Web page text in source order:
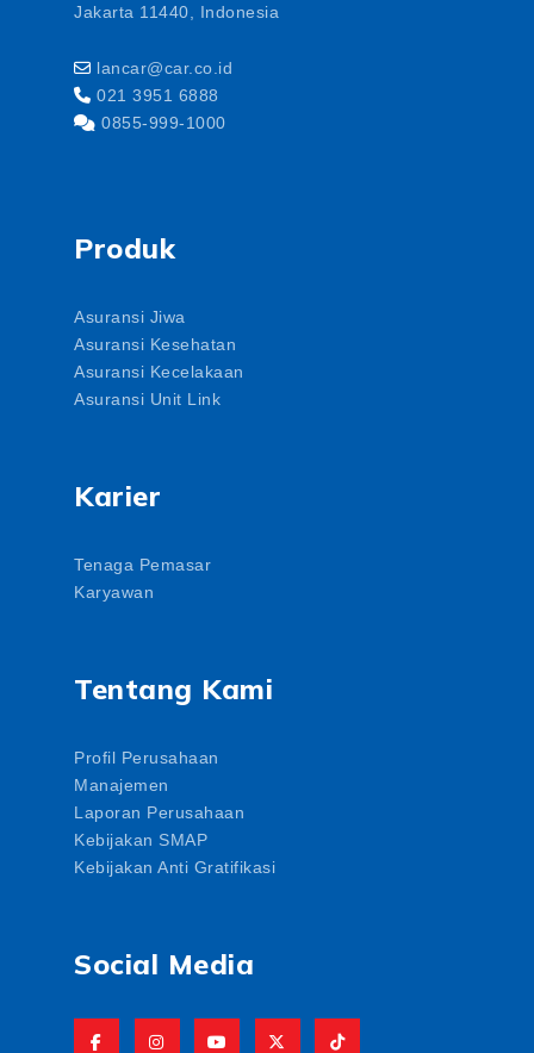
Jakarta 11440, Indonesia
lancar@car.co.id
021 3951 6888
0855-999-1000
Produk
Asuransi Jiwa
Asuransi Kesehatan
Asuransi Kecelakaan
Asuransi Unit Link
Karier
Tenaga Pemasar
Karyawan
Tentang Kami
Profil Perusahaan
Manajemen
Laporan Perusahaan
Kebijakan SMAP
Kebijakan Anti Gratifikasi
Social Media